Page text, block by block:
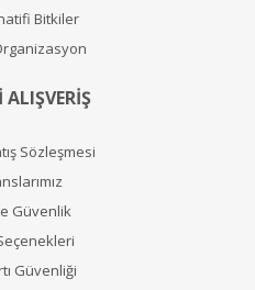
Bitkiler
Sözleşmesi
Güvenlik
Güvenliği